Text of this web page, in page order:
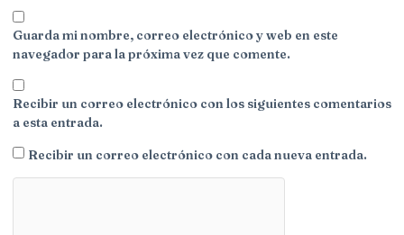
Guarda mi nombre, correo electrónico y web en este
navegador para la próxima vez que comente.
Recibir un correo electrónico con los siguientes comentarios
a esta entrada.
Recibir un correo electrónico con cada nueva entrada.